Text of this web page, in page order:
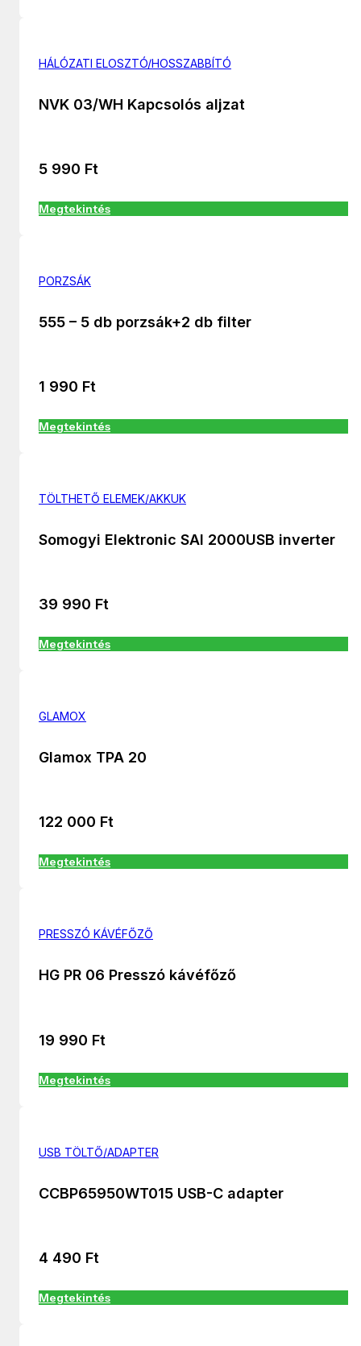
HÁLÓZATI ELOSZTÓ/HOSSZABBÍTÓ
NVK 03/WH Kapcsolós aljzat
5 990 Ft
Megtekintés
PORZSÁK
555 – 5 db porzsák+2 db filter
1 990 Ft
Megtekintés
TÖLTHETŐ ELEMEK/AKKUK
Somogyi Elektronic SAI 2000USB inverter
39 990 Ft
Megtekintés
GLAMOX
Glamox TPA 20
122 000 Ft
Megtekintés
PRESSZÓ KÁVÉFŐZŐ
HG PR 06 Presszó kávéfőző
19 990 Ft
Megtekintés
USB TÖLTŐ/ADAPTER
CCBP65950WT015 USB-C adapter
4 490 Ft
Megtekintés